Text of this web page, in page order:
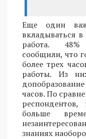
Еще один
вкладываться в
работа.
сообщили, что
более трех
работы. Из
часов. По
больше
знаниях